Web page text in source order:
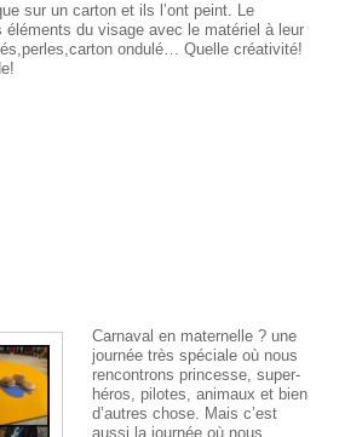
sur un carton et ils l’ont peint. Le
éléments du visage avec le matériel à leur
ondulé… Quelle créativité!
Carnaval en maternelle ? une
journée très spéciale où nous
rencontrons princesse, super-
héros, pilotes, animaux et bien
d’autres chose. Mais c’est